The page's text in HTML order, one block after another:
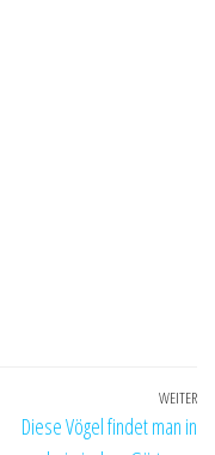
WEITER
Diese Vögel findet man in